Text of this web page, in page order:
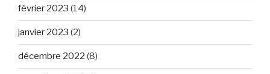
février 2023 (14)
janvier 2023 (2)
décembre 2022 (8)